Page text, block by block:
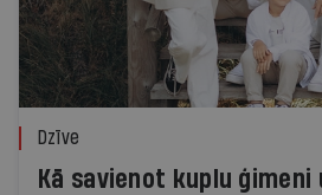
Dzīve
Kā savienot kuplu ģimeni